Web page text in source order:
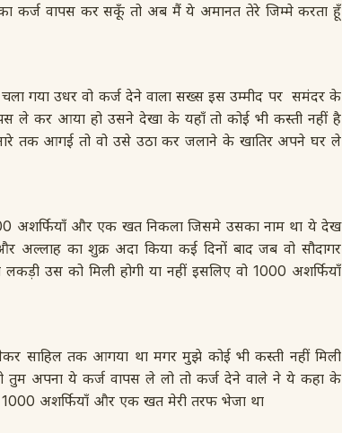
कर्ज वापस कर सकूँ तो अब मैं ये अमानत तेरे जिम्मे करता हूँ
गया उधर वो कर्ज देने वाला सख्स इस उम्मीद पर समंदर के
ले कर आया हो उसने देखा के यहाँ तो कोई भी कस्ती नहीं है
तक आगई तो वो उसे उठा कर जलाने के खातिर अपने घर ले
अशर्फियाँ और एक खत निकला जिसमे उसका नाम था ये देख
अल्लाह का शुक्र अदा किया कई दिनों बाद जब वो सौदागर
उस को मिली होगी या नहीं इसलिए वो 1000 अशर्फियाँ
साहिल तक आगया था मगर मुझे कोई भी कस्ती नहीं मिली
अपना ये कर्ज वापस ले लो तो कर्ज देने वाले ने ये कहा के
अशर्फियाँ और एक खत मेरी तरफ भेजा था